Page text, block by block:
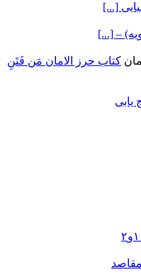
[...]
– [...]
کتاب حرز الامان مَن فَتَنِ
یابی